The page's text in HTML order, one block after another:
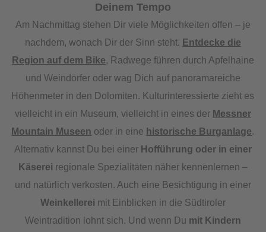
Deinem Tempo
Am Nachmittag stehen Dir viele Möglichkeiten offen – je
nachdem, wonach Dir der Sinn steht. Entdecke die
Region auf dem Bike, Radwege führen durch Apfelhaine
und Weindörfer oder wag Dich auf panoramareiche
Höhenmeter in den Dolomiten. Kulturinteressierte zieht es
vielleicht in ein Museum, vielleicht in eines der Messner
Mountain Museen oder in eine historische Burganlage.
Alternativ kannst Du bei einer Hofführung oder in einer
Käserei regionale Spezialitäten näher kennenlernen –
und natürlich verkosten. Auch eine Besichtigung in einer
Weinkellerei mit Einblicken in die Südtiroler
Weintradition lohnt sich. Und wenn Du mit Kindern